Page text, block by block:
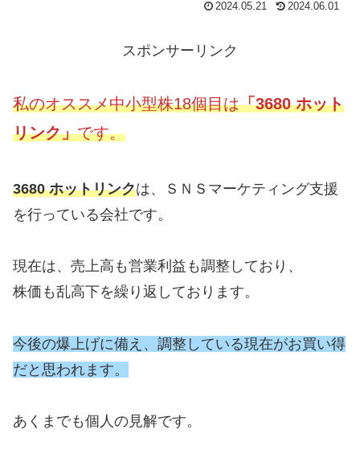
2024.05.21 2024.06.01
スポンサーリンク
私のオススメ中小型株18個目は「3680 ホット
リンク」です。
3680 ホットリンクは、ＳＮＳマーケティング支援
を行っている会社です。
現在は、売上高も営業利益も調整しており、
株価も乱高下を繰り返しております。
今後の爆上げに備え、調整している現在がお買い得
だと思われます。
あくまでも個人の見解です。